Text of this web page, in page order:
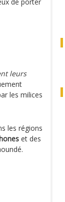
leurs
les milices
les régions
et des